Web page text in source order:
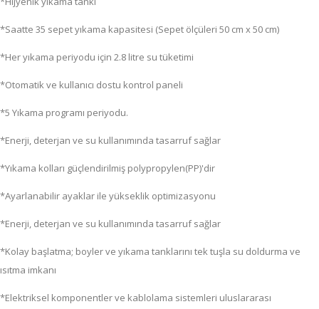
*Saatte 35 sepet yıkama kapasitesi (Sepet ölçüleri 50 cm x 50 cm)
*Her yıkama periyodu için 2.8 litre su tüketimi
*Otomatik ve kullanıcı dostu kontrol paneli
*5 Yıkama programı periyodu.
*Enerji, deterjan ve su kullanımında tasarruf sağlar
*Yıkama kolları güçlendirilmiş polypropylen(PP)'dir
*Ayarlanabilir ayaklar ile yükseklik optimizasyonu
*Enerji, deterjan ve su kullanımında tasarruf sağlar
*Kolay başlatma; boyler ve yıkama tanklarını tek tuşla su doldurma ve
ısıtma imkanı
*Elektriksel komponentler ve kablolama sistemleri uluslararası